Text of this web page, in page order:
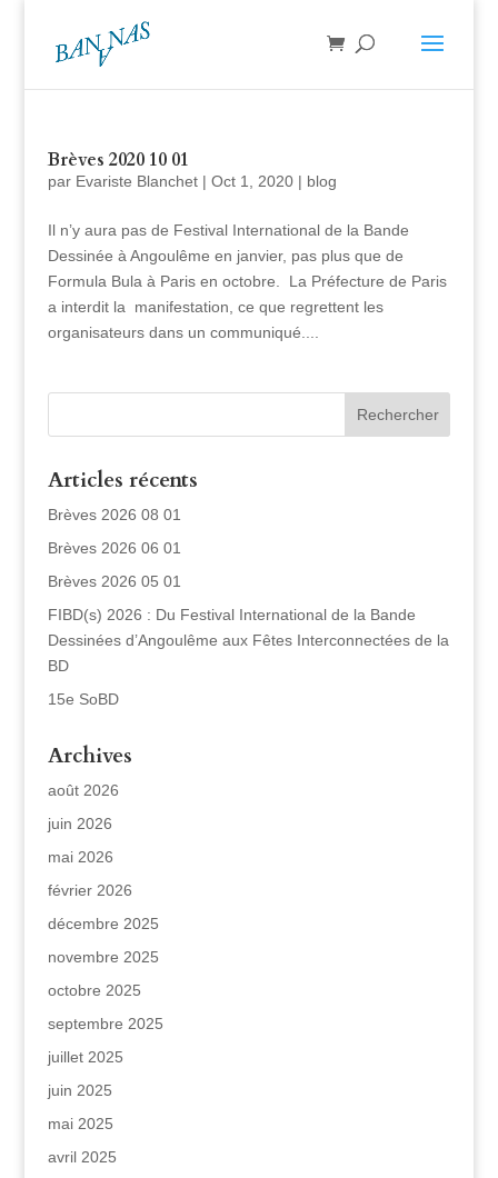
Brèves 2020 10 01
par Evariste Blanchet| Oct 1, 2020| blog
Il n’y aura pas de Festival International de la Bande
Dessinée à Angoulême en janvier, pas plus que de
Formula Bula à Paris en octobre. La Préfecture de Paris
a interdit la manifestation, ce que regrettent les
organisateurs dans un communiqué....
Articles récents
Brèves 2026 08 01
Brèves 2026 06 01
Brèves 2026 05 01
FIBD(s) 2026 : Du Festival International de la Bande
Dessinées d’Angoulême aux Fêtes Interconnectées de la
BD
15e SoBD
Archives
août 2026
juin 2026
mai 2026
février 2026
décembre 2025
novembre 2025
octobre 2025
septembre 2025
juillet 2025
juin 2025
mai 2025
avril 2025